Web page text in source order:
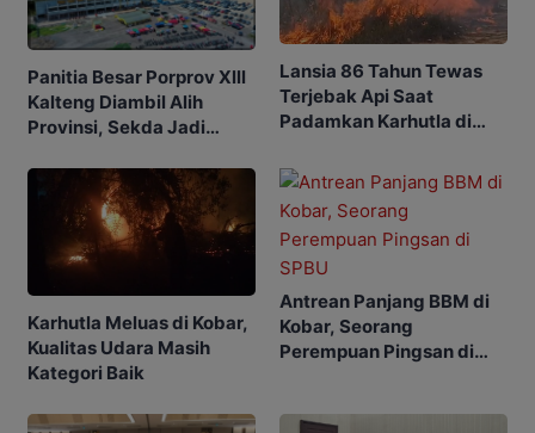
Panitia Besar Porprov Xlll
Kalteng Diambil Alih
Provinsi, Sekda Jadi
Lansia 86 Tahun Tewas
Terjebak Api Saat
Padamkan Karhutla di
Karhutla Meluas di Kobar,
Kualitas Udara Masih
Kategori Baik
Antrean Panjang BBM di
Kobar, Seorang
Perempuan Pingsan di